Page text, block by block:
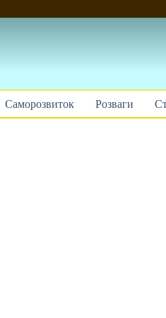
Саморозвиток Розваги